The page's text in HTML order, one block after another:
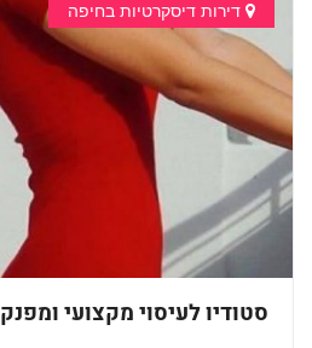
דירות דיסקרטיות בחיפה
סטודיו לעיסוי מקצועי ומפנק